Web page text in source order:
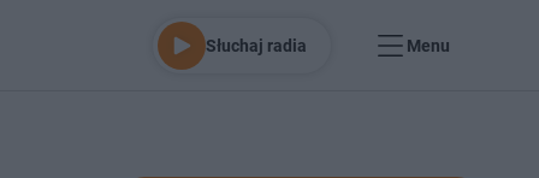
Słuchaj radia Menu